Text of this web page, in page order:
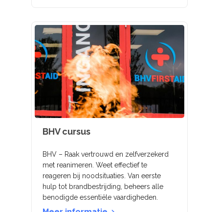
BHV cursus
BHV – Raak vertrouwd en zelfverzekerd
met reanimeren. Weet effectief te
reageren bij noodsituaties. Van eerste
hulp tot brandbestrijding, beheers alle
benodigde essentiële vaardigheden.